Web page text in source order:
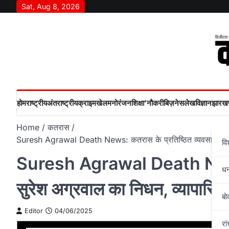
Sat, Aug 8, 2026
होमराष्‍ट्रीयअंतराष्‍ट्रीयक्राइमखेलमनोरंजनशिक्षा’नौकरीबिज़नेसलेखविज्ञान
Home
कतरास
Suresh Agrawal Death News: कतरास के प्रतिष्ठित व्यवसायी
Suresh Agrawal Death
सुरेश अग्रवाल का निधन,
Editor 04/06/2025